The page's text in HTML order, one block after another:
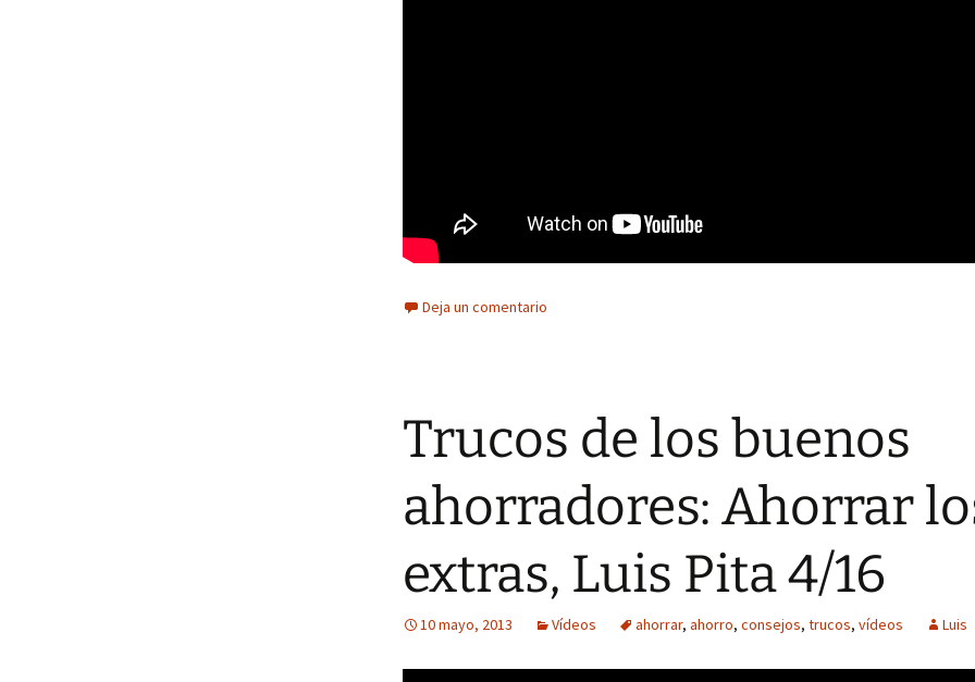
Deja un comentario
Trucos de los buenos
ahorradores: Ahorrar
extras, Luis Pita 4/16
10 mayo, 2013 Vídeos ahorrar, ahorro, consejos, trucos, vídeos Luis